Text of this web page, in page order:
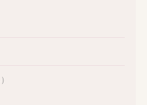
）